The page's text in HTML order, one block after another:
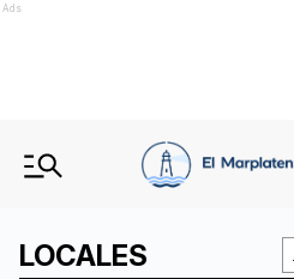
Ads
LOCALES